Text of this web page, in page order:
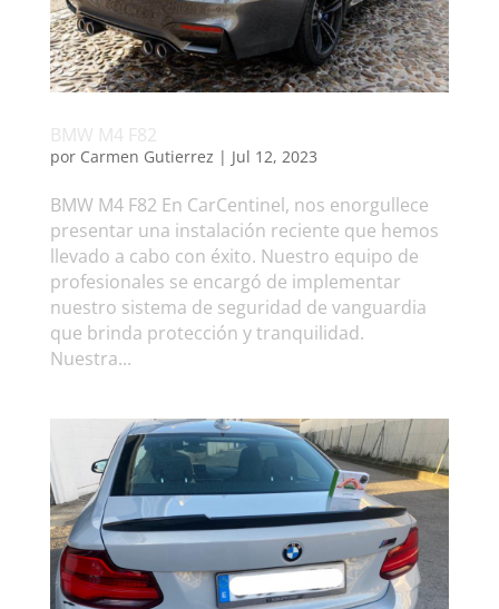
BMW M4 F82
por Carmen Gutierrez | Jul 12, 2023
BMW M4 F82 En CarCentinel, nos enorgullece
presentar una instalación reciente que hemos
llevado a cabo con éxito. Nuestro equipo de
profesionales se encargó de implementar
nuestro sistema de seguridad de vanguardia
que brinda protección y tranquilidad.
Nuestra...